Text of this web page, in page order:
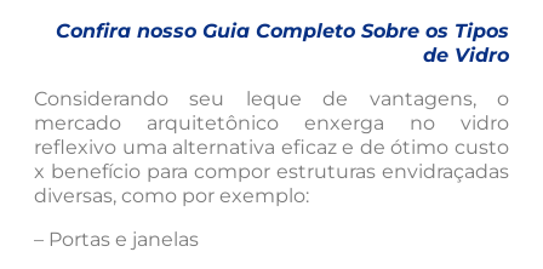
Confira nosso Guia Completo Sobre os Tipos
de Vidro
Considerando seu leque de vantagens, o
mercado arquitetônico enxerga no vidro
reflexivo uma alternativa eficaz e de ótimo custo
x benefício para compor estruturas envidraçadas
diversas, como por exemplo:
– Portas e janelas